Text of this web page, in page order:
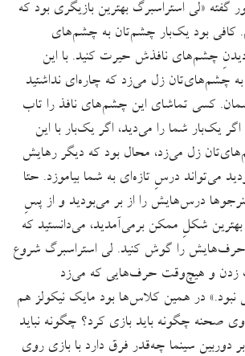
گفته «لی استراسبرگ بهترین بازیگری بود که
کافی بود یک‌بار چشم‌تان به چشم‌های
دیدنِ چشم‌های نافذش حیرت کنید. با این
چشم‌های‌تان زل می‌زد که چاره‌ای نداشتید
کسی تماشای این چشم‌های نافذ را تاب
یک‌بار شما را می‌دید، اگر یک‌بار با این
زل می‌زد، محال بود که دیگر رهایش
می‌تواند درسِ تازه‌ای به شما بیاموزد. حتا
درس‌هایش را از بر می‌بودید و از پسِ
شکلِ ممکن برمی‌آمدید، می‌دانستید که
حرف‌هایش را گوش کنید. لی استراسبرگ شروع
زدن و هیچ‌وقت حرف‌هایی که می‌زد
در همین کلاس‌ها بود مایک نیکولز هم
صحنه چگونه باید بازی کرد؟ چگونه نباید
دوربینِ سینما چه‌قدر فرق دارد با بازی روی